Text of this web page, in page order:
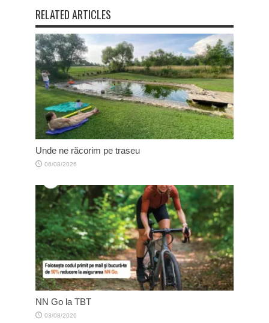
RELATED ARTICLES
Unde ne răcorim pe traseu
06/08/2026
NN Go la TBT
03/08/2026